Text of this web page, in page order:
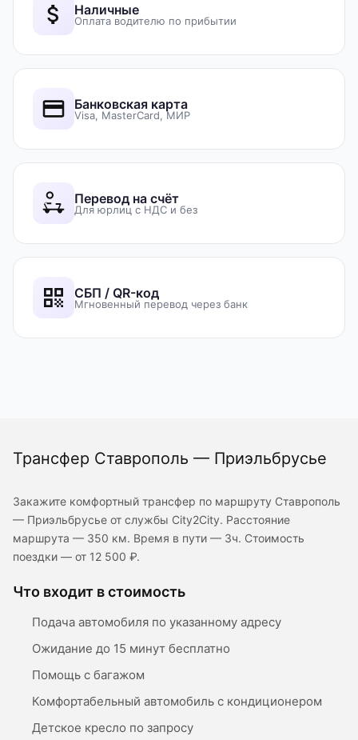
Наличные
Оплата водителю по прибытии
Банковская карта
Visa, MasterCard, МИР
Перевод на счёт
Для юрлиц с НДС и без
СБП / QR-код
Мгновенный перевод через банк
Трансфер Ставрополь — Приэльбрусье
Закажите комфортный трансфер по маршруту Ставрополь
— Приэльбрусье от службы City2City. Расстояние
маршрута — 350 км. Время в пути — 3ч. Стоимость
поездки — от 12 500 ₽.
Что входит в стоимость
Подача автомобиля по указанному адресу
Ожидание до 15 минут бесплатно
Помощь с багажом
Комфортабельный автомобиль с кондиционером
Детское кресло по запросу